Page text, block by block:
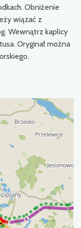
Obniżenie
wiązać z
Wewnątrz kaplicy
Oryginał można